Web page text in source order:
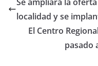
localidad y se
El Centro
pasado